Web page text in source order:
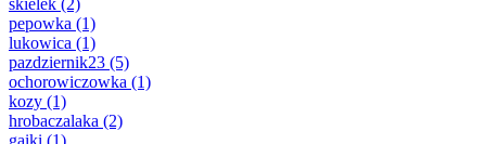
skielek (2)
pepowka (1)
lukowica (1)
pazdziernik23 (5)
ochorowiczowka (1)
kozy (1)
hrobaczalaka (2)